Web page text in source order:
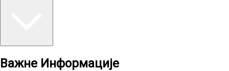
Важне Информације